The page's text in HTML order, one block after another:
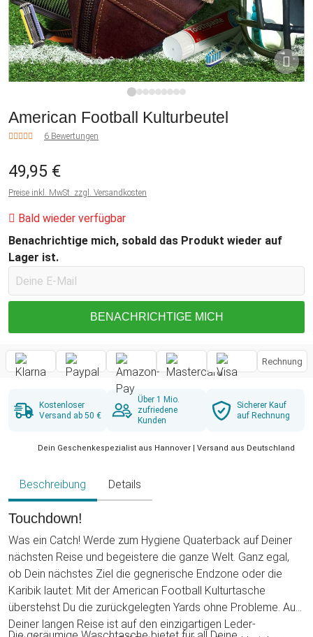
American Football Kulturbeutel
6 Bewertungen
49,95 €
Preise inkl. MwSt. zzgl. Versandkosten
Bald wieder verfügbar
Benachrichtige mich, sobald das Produkt wieder auf
Lager ist.
BENACHRICHTIGE MICH
Rechnung
Kostenloser
Versand ab 50 €
Über 1 Mio.
zufriedene
Kunden
Sicherer Kauf
auf Rechnung
Dein Geschenkespezialist aus Hannover | Versand aus Deutschland
Beschreibung Details
Touchdown!
Was ein Catch! Werde zum Hygiene Quaterback auf Deiner
nächsten Reise und begeistere die ganze Welt. Ganz egal,
ob Dein nächstes Ziel die gegnerische Endzone oder die
Karibik lautet: Mit der American Football Kulturtasche
überstehst Du die zurückgelegten Yards ohne Probleme. Auf
Deiner langen Reise ist auf den einzigartigen Leder-